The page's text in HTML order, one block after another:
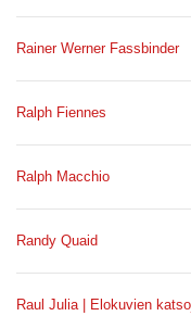
Rainer Werner Fassbinder
Ralph Fiennes
Ralph Macchio
Randy Quaid
Raul Julia | Elokuvien